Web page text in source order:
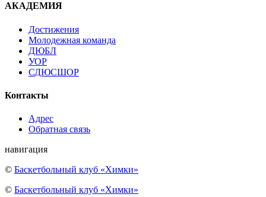
АКАДЕМИЯ
Достижения
Молодежная команда
ДЮБЛ
УОР
СДЮСШОР
Контакты
Адрес
Обратная связь
навигация
© Баскетбольный клуб «Химки»
© Баскетбольный клуб «Химки»